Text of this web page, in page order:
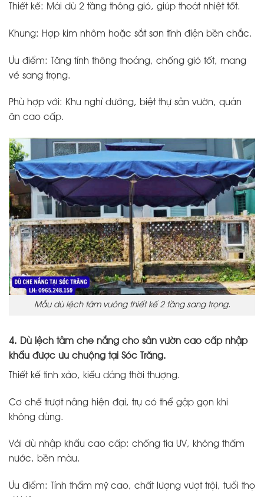
Thiết kế: Mái dù 2 tầng thông gió, giúp thoát nhiệt tốt.
Khung: Hợp kim nhôm hoặc sắt sơn tĩnh điện bền chắc.
Ưu điểm: Tăng tính thông thoáng, chống gió tốt, mang
vẻ sang trọng.
Phù hợp với: Khu nghỉ dưỡng, biệt thự sân vườn, quán
ăn cao cấp.
Mẫu dù lệch tâm vuông thiết kế 2 tầng sang trọng.
4. Dù lệch tâm che nắng cho sân vườn cao cấp nhập
khẩu được ưu chuộng tại Sóc Trăng.
Thiết kế tinh xảo, kiểu dáng thời thượng.
Cơ chế trượt nâng hiện đại, trụ có thể gập gọn khi
không dùng.
Vải dù nhập khẩu cao cấp: chống tia UV, không thấm
nước, bền màu.
Ưu điểm: Tính thẩm mỹ cao, chất lượng vượt trội, tuổi thọ